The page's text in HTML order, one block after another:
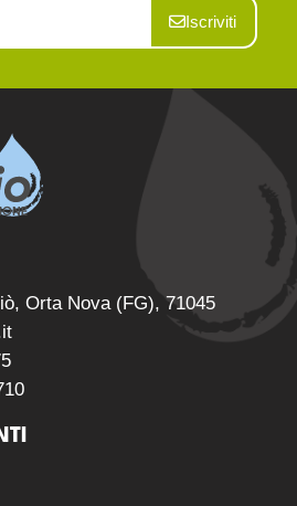
Iscriviti
Orta Nova (FG), 71045